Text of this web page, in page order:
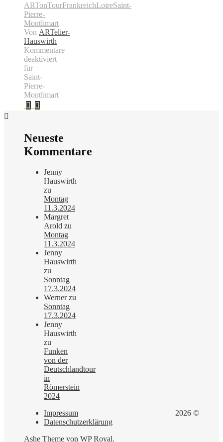
ARTonTourFrankreichLoireSaint-
Pierre-
Montlimart
Von ARTelier-
Hauswirth
Kommentare
deaktiviert
für
Saint-
Pierre-
Montlimart
Neueste
Kommentare
Jenny
Hauswirth
zu
Montag
11.3.2024
Margret
Arold zu
Montag
11.3.2024
Jenny
Hauswirth
zu
Sonntag
17.3.2024
Wernerzu
Sonntag
17.3.2024
Jenny
Hauswirth
zu
Funken
von der
Deutschlandtour
in
Römerstein
2024
2026 ©
Impressum
Datenschutzerklärung
Ashe Theme von WP Royal.